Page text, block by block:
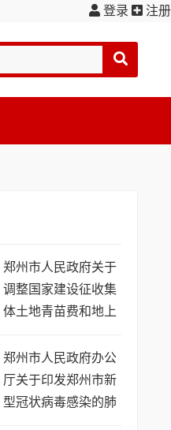
登录 注册
郑州市人民政府关于
调整国家建设征收集
体土地青苗费和地上
知
郑州市人民政府办公
厅关于印发郑州市新
型冠状病毒感染的肺